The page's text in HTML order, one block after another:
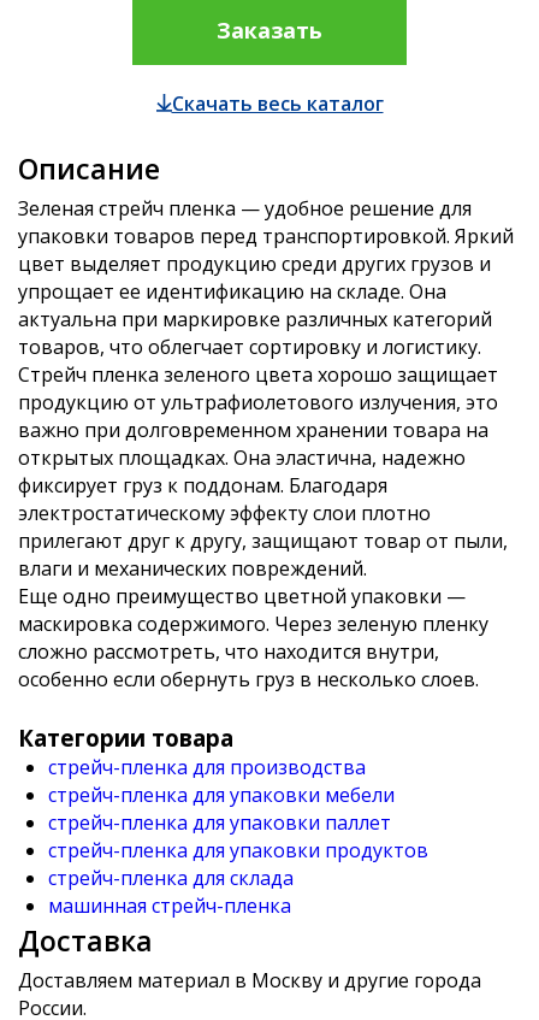
Заказать
Скачать весь каталог
Описание
Зеленая стрейч пленка — удобное решение для
упаковки товаров перед транспортировкой. Яркий
цвет выделяет продукцию среди других грузов и
упрощает ее идентификацию на складе. Она
актуальна при маркировке различных категорий
товаров, что облегчает сортировку и логистику.
Стрейч пленка зеленого цвета хорошо защищает
продукцию от ультрафиолетового излучения, это
важно при долговременном хранении товара на
открытых площадках. Она эластична, надежно
фиксирует груз к поддонам. Благодаря
электростатическому эффекту слои плотно
прилегают друг к другу, защищают товар от пыли,
влаги и механических повреждений.
Еще одно преимущество цветной упаковки —
маскировка содержимого. Через зеленую пленку
сложно рассмотреть, что находится внутри,
особенно если обернуть груз в несколько слоев.
Категории товара
стрейч-пленка для производства
стрейч-пленка для упаковки мебели
стрейч-пленка для упаковки паллет
стрейч-пленка для упаковки продуктов
стрейч-пленка для склада
машинная стрейч-пленка
Доставка
Доставляем материал в Москву и другие города
России.